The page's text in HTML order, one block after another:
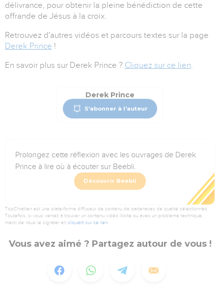
délivrance, pour obtenir la pleine bénédiction de cette
offrande de Jésus à la croix.
Retrouvez d'autres vidéos et parcours textes sur la page
Derek Prince !
En savoir plus sur Derek Prince ? Cliquez sur ce lien.
Derek Prince
S'abonner à l'auteur
Prolongez cette réflexion avec les ouvrages de Derek
Prince à lire où à écouter sur Beebli.
Découvrir Beebli
TopChrétien est une plate-forme diffuseur de contenu de partenaires de qualité sélectionnés.
Toutefois, si vous veniez à trouver un contenu vidéo illicite ou avec un problème technique,
merci de nous le signaler en cliquant sur ce lien.
Vous avez aimé ? Partagez autour de vous !